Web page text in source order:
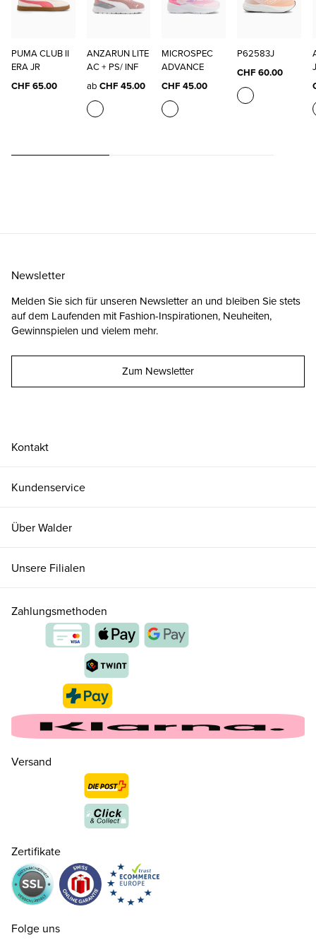
35½ CHF 65.00
PUMA CLUB II
ERA JR
CHF 65.00
ANZARUN LITE
AC + PS/ INF
ab CHF 45.00
MICROSPEC
ADVANCE
CHF 45.00
P62583J
CHF 60.00
Kontakt
Kundenservice
Über Walder
Unsere Filialen
Newsletter
Melden Sie sich für unseren Newsletter an und bleiben Sie stets
auf dem Laufenden mit Fashion-Inspirationen, Neuheiten,
Gewinnspielen und vielem mehr.
Zum Newsletter
Zahlungsmethoden
Versand
Zertifikate
Folge uns